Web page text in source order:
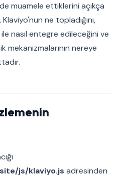
muamele ettiklerini açıkça
ne topladığını,
nasıl entegre edileceğini ve
mekanizmalarının nereye
js/klaviyo.js adresinden